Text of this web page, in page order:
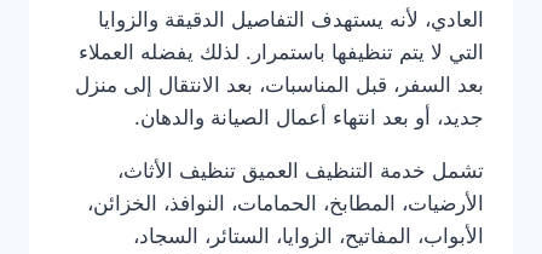
العادي، لأنه يستهدف التفاصيل الدقيقة والزوايا
التي لا يتم تنظيفها باستمرار. لذلك يفضله العملاء
بعد السفر، قبل المناسبات، بعد الانتقال إلى منزل
جديد، أو بعد انتهاء أعمال الصيانة والدهان.
تشمل خدمة التنظيف العميق تنظيف الأثاث،
الأرضيات، المطابخ، الحمامات، النوافذ، الخزائن،
الأبواب، المفاتيح، الزوايا، الستائر، السجاد،